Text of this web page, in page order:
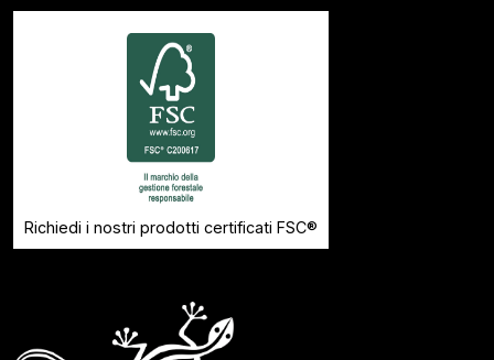
Richiedi i nostri prodotti certificati FSC®